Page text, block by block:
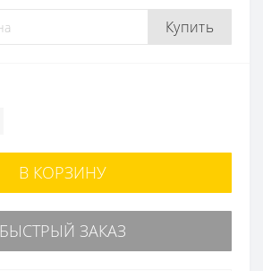
Купить
В КОРЗИНУ
БЫСТРЫЙ ЗАКАЗ